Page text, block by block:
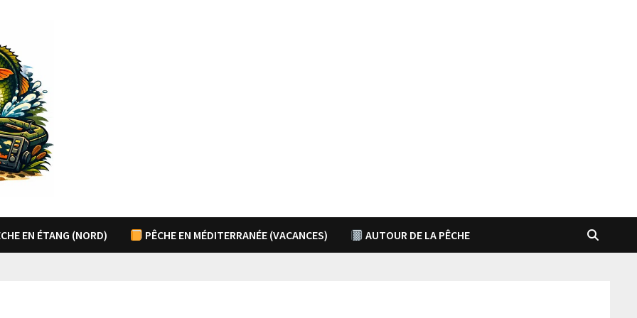
EN ÉTANG (NORD) PÊCHE EN MÉDITERRANÉE (VACANCES) AUTOUR DE LA PÊCHE